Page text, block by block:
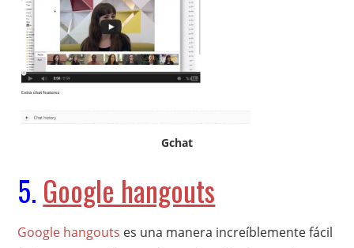
Gchat
5. Google hangouts
Google hangouts es una manera increíblemente fácil